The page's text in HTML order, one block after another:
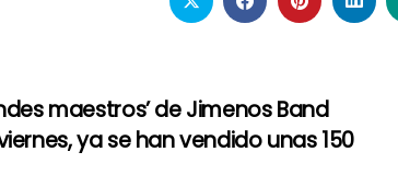
maestros’ de Jimenos Band
ya se han vendido unas 150